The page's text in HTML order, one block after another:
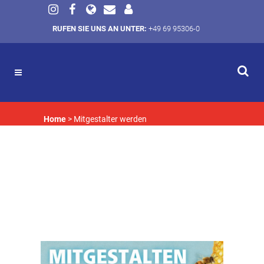
RUFEN SIE UNS AN UNTER: +49 69 95306-0
Home > Mitgestalter werden